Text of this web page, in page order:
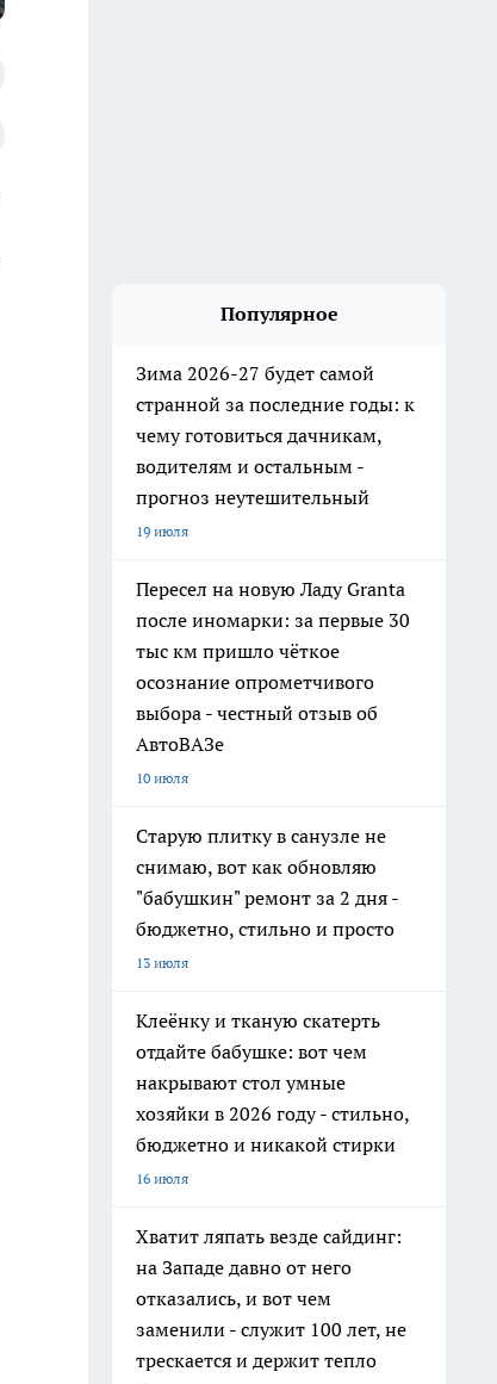
Популярное
Зима 2026-27 будет самой
странной за последние годы: к
чему готовиться дачникам,
водителям и остальным -
прогноз неутешительный
19 июля
Пересел на новую Ладу Granta
после иномарки: за первые 30
тыс км пришло чёткое
осознание опрометчивого
выбора - честный отзыв об
АвтоВАЗе
10 июля
Старую плитку в санузле не
снимаю, вот как обновляю
"бабушкин" ремонт за 2 дня -
бюджетно, стильно и просто
13 июля
Клеёнку и тканую скатерть
отдайте бабушке: вот чем
накрывают стол умные
хозяйки в 2026 году - стильно,
бюджетно и никакой стирки
16 июля
Хватит ляпать везде сайдинг:
на Западе давно от него
отказались, и вот чем
заменили - служит 100 лет, не
трескается и держит тепло